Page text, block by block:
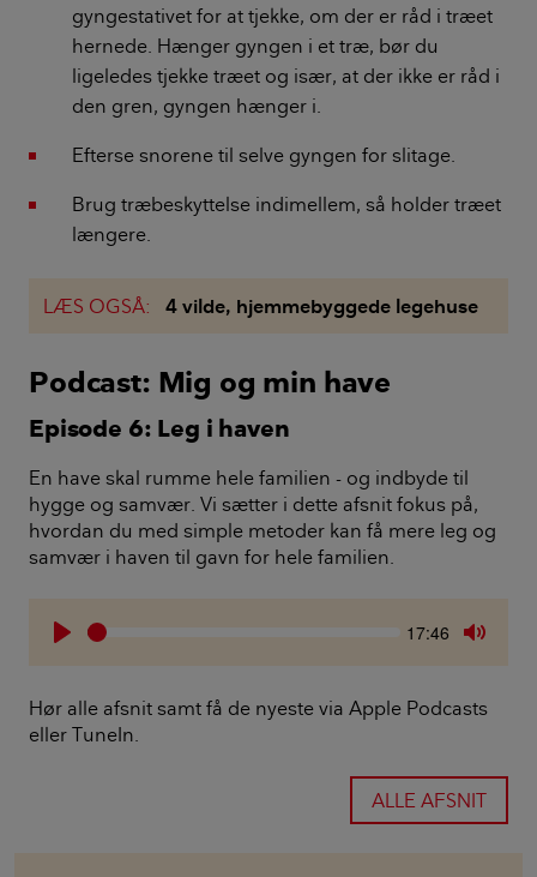
gyngestativet for at tjekke, om der er råd i træet
hernede. Hænger gyngen i et træ, bør du
ligeledes tjekke træet og især, at der ikke er råd i
den gren, gyngen hænger i.
Efterse snorene til selve gyngen for slitage.
Brug træbeskyttelse indimellem, så holder træet
længere.
LÆS OGSÅ: 4 vilde, hjemmebyggede legehuse
Podcast: Mig og min have
Episode 6: Leg i haven
En have skal rumme hele familien - og indbyde til
hygge og samvær. Vi sætter i dette afsnit fokus på,
hvordan du med simple metoder kan få mere leg og
samvær i haven til gavn for hele familien.
Current
17:46
Hør alle afsnit samt få de nyeste via Apple Podcasts
eller TuneIn.
ALLE AFSNIT